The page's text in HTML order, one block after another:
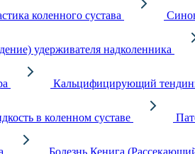
коленного сустава
удерживателя надколенника
Кальцифицирующий
в коленном суставе
Болезнь Кенига